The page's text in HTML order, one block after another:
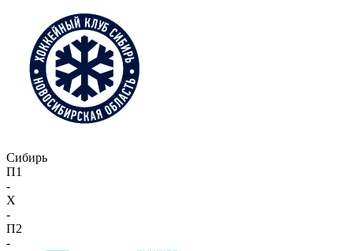
Сибирь
П1
-
X
-
П2
-